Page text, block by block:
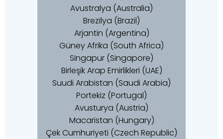
Avustralya (Australia)
Brezilya (Brazil)
Arjantin (Argentina)
Güney Afrika (South Africa)
Singapur (Singapore)
Birleşik Arap Emirlikleri (UAE)
Suudi Arabistan (Saudi Arabia)
Portekiz (Portugal)
Avusturya (Austria)
Macaristan (Hungary)
Çek Cumhuriyeti (Czech Republic)